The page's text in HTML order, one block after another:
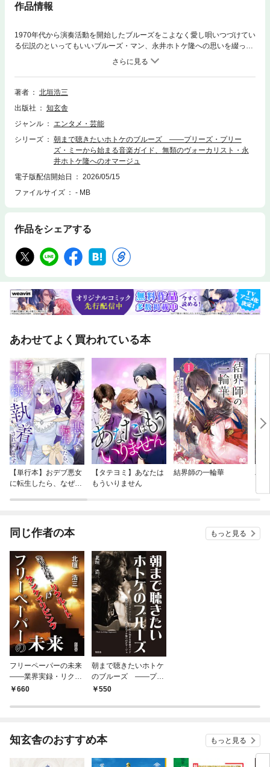
作品情報
1970年代から演奏活動を開始したブルーズをこよなく愛し唄いつづけてい
る伝説のといってもいいブルーズ・マン、永井ホトケ隆への思いを綴った
ブルーズへのオマージュ。ホトケの愛称を持つ永井隆には、思春期に衝撃
的なビートルズ体験後にフェリーニ、アントニオーニなどのメタフィジカ
ルな映画に惹かれ、さらに1970年代にはベトナム戦争報道に接して反戦活
動に参加したことも。その後、クリーム、ジミ・ヘンドリックスなどから
半ばに達しているが、その唄、ブルーズはますます冴えわたり、深く濃厚
に魂までも揺り動かす。しかし、その実力、魅力にもかかわらずさほど有
もっとたくさんの人に、こんな奥深いブルーズを唄うミュージシャンがい
ることを伝えたい、というのが著者の執筆動機。プリーズ・プリーズ・ミ
ーから始まる音楽ガイドである。
著者
北垣浩三
出版社
知玄舎
ジャンル
エンタメ・芸能
シリーズ
朝まで聴きたいホトケのブルーズ ――プリーズ・プリー
ズ・ミーから始まる音楽ガイド、無類のヴォーカリスト・永
井ホトケ隆へのオマージュ
電子版配信開始日
2026/05/15
ファイルサイズ
- MB
作品をシェアする
あわせてよく買われている本
【単行本】おデブ悪女
に転生したら、なぜか
【タテヨミ】あなたは
もういりません
結界師の一輪華
バ
今
同じ作者の本 もっと見る
フリーペーパーの未来
――業界実録・リクル
ートvsサンケイリビン
660
朝まで聴きたいホトケ
のブルーズ ――プリ
ーズ・プリーズ・ミー
ド、無類のヴォーカリ
550
知玄舎のおすすめ本 もっと見る